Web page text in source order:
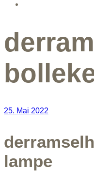
25. Mai 2022
lampe